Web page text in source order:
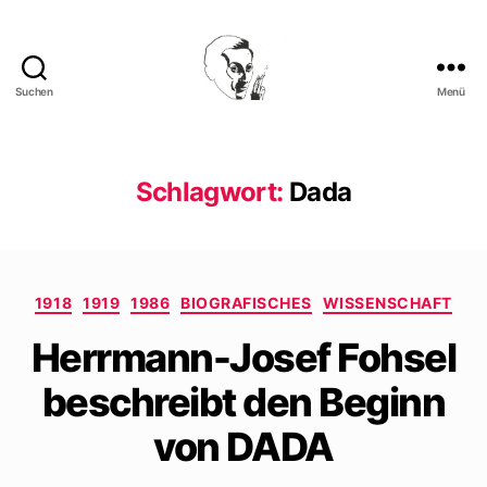
Suchen Menü
Schlagwort: Dada
Kategorien
1918 1919 1986 BIOGRAFISCHES WISSENSCHAFT
Herrmann-Josef Fohsel
beschreibt den Beginn
von DADA